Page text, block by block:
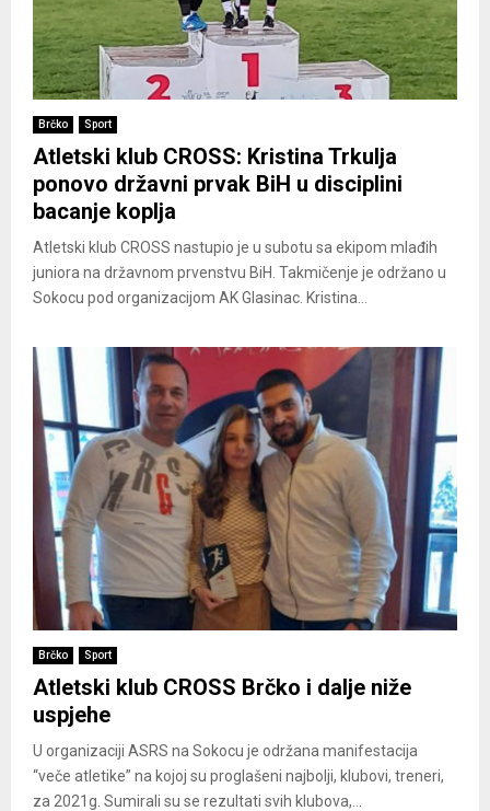
Brčko Sport
Atletski klub CROSS: Kristina Trkulja
ponovo državni prvak BiH u disciplini
bacanje koplja
Atletski klub CROSS nastupio je u subotu sa ekipom mlađih
juniora na državnom prvenstvu BiH. Takmičenje je održano u
Sokocu pod organizacijom AK Glasinac. Kristina...
Brčko Sport
Atletski klub CROSS Brčko i dalje niže
uspjehe
U organizaciji ASRS na Sokocu je održana manifestacija
“veče atletike” na kojoj su proglašeni najbolji, klubovi, treneri,
za 2021g. Sumirali su se rezultati svih klubova,...